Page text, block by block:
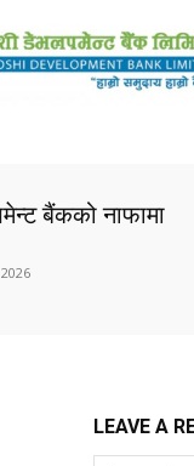
बैंकको नाफामा
LEAVE A